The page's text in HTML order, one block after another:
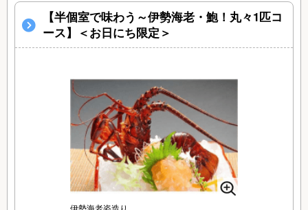
【半個室で味わう～伊勢海老・鮑！丸々1匹コ
ース】＜お日にち限定＞
伊勢海老姿造り